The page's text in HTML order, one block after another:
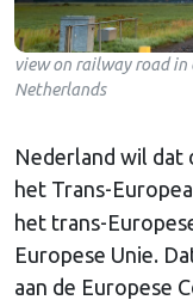
view on railway road in
Netherlands
Nederland wil dat
het Trans-
het trans-
Europese Unie.
aan de Europese